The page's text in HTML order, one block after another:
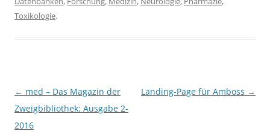
Toxikologie.
Beitragsnavigation
← med – Das Magazin der
Zweigbibliothek: Ausgabe 2-
2016
Landing-Page für Amboss →